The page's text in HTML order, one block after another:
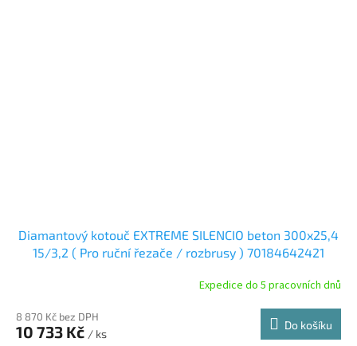
Diamantový kotouč EXTREME SILENCIO beton 300x25,4
15/3,2 ( Pro ruční řezače / rozbrusy ) 70184642421
Expedice do 5 pracovních dnů
8 870 Kč bez DPH
10 733 Kč / ks
Do košíku